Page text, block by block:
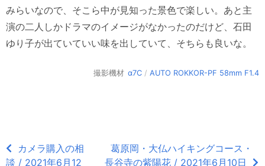
みらいなので、そこら中が見知った景色で楽しい。あと主
演の二人しかドラマのイメージがなかったのだけど、石田
ゆり子が出ていていい味を出していて、そちらも良いな。
撮影機材 α7C / AUTO ROKKOR-PF 58mm F1.4
カメラ購入の相
談 / 2021年6月12
葛原岡・大仏ハイキングコース・
長谷寺の紫陽花 / 2021年6月10日